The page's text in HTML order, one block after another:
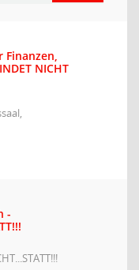
Finanzen,
NICHT
-